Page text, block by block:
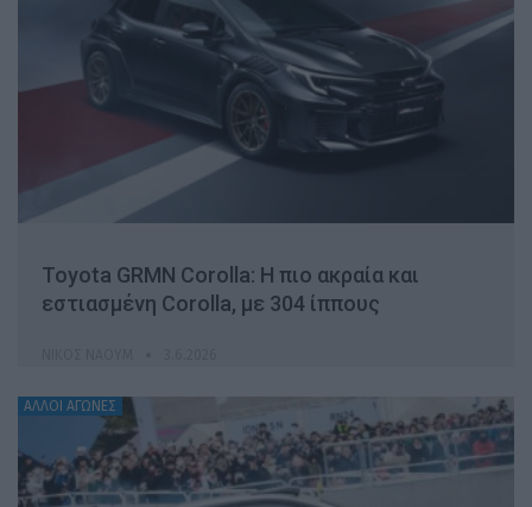
Toyota GRMN Corolla: Η πιο ακραία και
εστιασμένη Corolla, με 304 ίππους
ΆΛΛΟΙ ΑΓΏΝΕΣ